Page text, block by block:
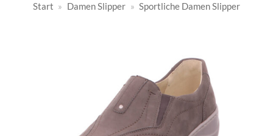
Start » Damen Slipper » Sportliche Damen Slipper